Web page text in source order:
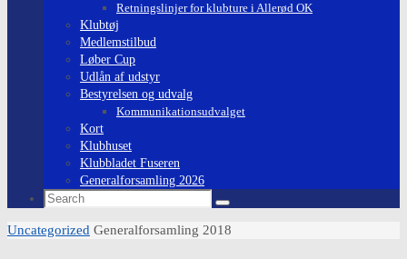
Retningslinjer for klubture i Allerød OK
Klubtøj
Medlemstilbud
Løber Cup
Udlån af udstyr
Bestyrelsen og udvalg
Kommunikationsudvalget
Kort
Klubhuset
Klubbladet Fuseren
Generalforsamling 2026
Search
Search
Home
Uncategorized Generalforsamling 2018